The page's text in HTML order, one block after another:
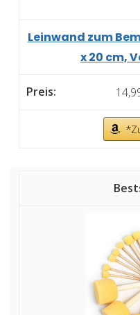
Leinwand zum
x 20 cm,